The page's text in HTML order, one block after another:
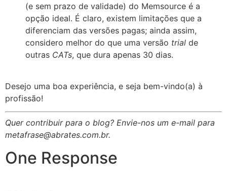
(e sem prazo de validade) do Memsource é a
opção ideal. É claro, existem limitações que a
diferenciam das versões pagas; ainda assim,
considero melhor do que uma versão trial de
outras CATs, que dura apenas 30 dias.
Desejo uma boa experiência, e seja bem-vindo(a) à
profissão!
Quer contribuir para o blog? Envie-nos um e-mail para
metafrase@abrates.com.br.
One Response